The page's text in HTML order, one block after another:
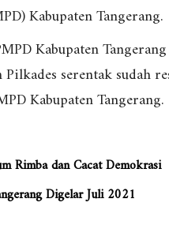
Kabupaten Tangerang.
Kabupaten
serentak sudah
Kabupaten Tangerang.
Rimba dan Cacat Demokrasi
Digelar Juli 2021